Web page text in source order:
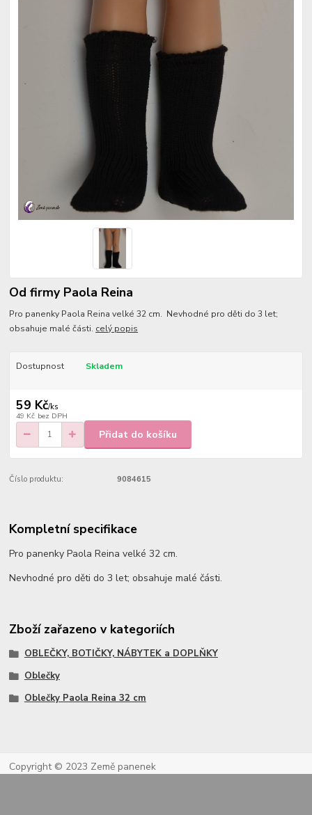
Od firmy Paola Reina
Pro panenky Paola Reina velké 32 cm. Nevhodné pro děti do 3 let;
obsahuje malé části. celý popis
Dostupnost Skladem
59 Kč/ks
49 Kč bez DPH
Přidat do košíku
Číslo produktu: 9084615
Kompletní specifikace
Pro panenky Paola Reina velké 32 cm.
Nevhodné pro děti do 3 let; obsahuje malé části.
Zboží zařazeno v kategoriích
OBLEČKY, BOTIČKY, NÁBYTEK a DOPLŇKY
Oblečky
Oblečky Paola Reina 32 cm
Copyright © 2023 Země panenek